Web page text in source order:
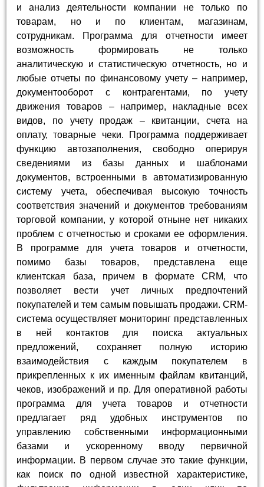
и анализ деятельности компании не только по
товарам, но и по клиентам, магазинам,
сотрудникам. Программа для отчетности имеет
возможность формировать не только
аналитическую и статистическую отчетность, но и
любые отчеты по финансовому учету – например,
документооборот с контрагентами, по учету
движения товаров – например, накладные всех
видов, по учету продаж – квитанции, счета на
оплату, товарные чеки. Программа поддерживает
функцию автозаполнения, свободно оперируя
сведениями из базы данных и шаблонами
документов, встроенными в автоматизированную
систему учета, обеспечивая высокую точность
соответствия значений и документов требованиям
торговой компании, у которой отныне нет никаких
проблем с отчетностью и сроками ее оформления.
В программе для учета товаров и отчетности,
помимо базы товаров, представлена еще
клиентская база, причем в формате CRM, что
позволяет вести учет личных предпочтений
покупателей и тем самым повышать продажи. CRM-
система осуществляет мониторинг представленных
в ней контактов для поиска актуальных
предложений, сохраняет полную историю
взаимодействия с каждым покупателем в
прикрепленных к их именным файлам квитанций,
чеков, изображений и пр. Для оперативной работы
программа для учета товаров и отчетности
предлагает ряд удобных инструментов по
управлению собственными информационными
базами и ускоренному вводу первичной
информации. В первом случае это такие функции,
как поиск по одной известной характеристике,